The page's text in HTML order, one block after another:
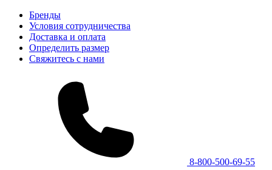
Бренды
Условия сотрудничества
Доставка и оплата
Определить размер
Свяжитесь с нами
8-800-500-69-55